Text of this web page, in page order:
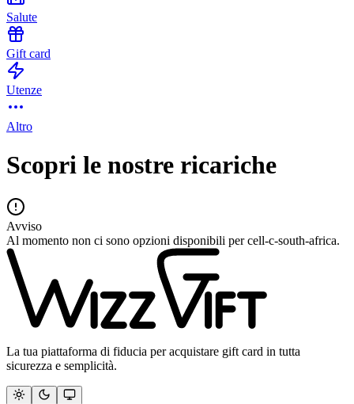
Salute
Gift card
Utenze
Altro
Scopri le nostre ricariche
Avviso
Al momento non ci sono opzioni disponibili per cell-c-south-africa.
La tua piattaforma di fiducia per acquistare gift card in tutta
sicurezza e semplicità.